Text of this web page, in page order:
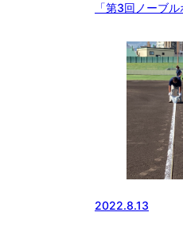
「第3回ノーブ
2022.8.13